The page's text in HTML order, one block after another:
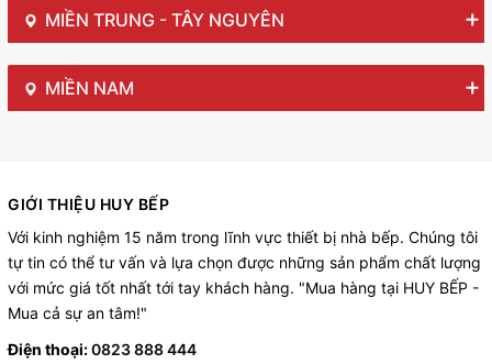
MIỀN TRUNG - TÂY NGUYÊN
MIỀN NAM
GIỚI THIỆU HUY BẾP
Với kinh nghiệm 15 năm trong lĩnh vực thiết bị nhà bếp. Chúng tôi
tự tin có thể tư vấn và lựa chọn được những sản phẩm chất lượng
với mức giá tốt nhất tới tay khách hàng. "Mua hàng tại HUY BẾP -
Mua cả sự an tâm!"
Điện thoại:0823 888 444